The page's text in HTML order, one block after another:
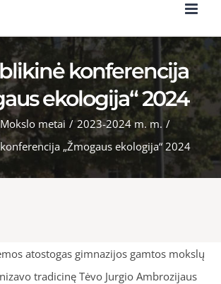
konferencija
ekologija“ 2024
Mokslo metai / 2023-2024 m. m. /
„Žmogaus ekologija“ 2024
atostogas gimnazijos gamtos mokslų
tradicinę Tėvo Jurgio Ambrozijaus